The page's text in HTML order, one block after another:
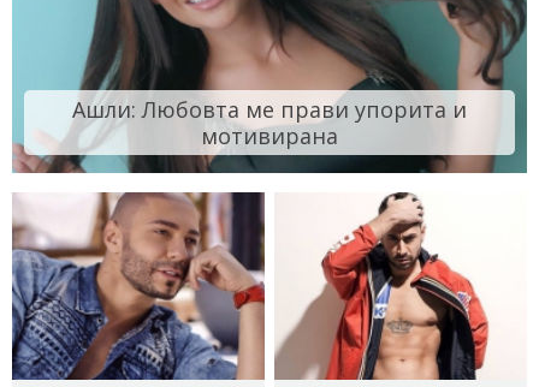
Ашли: Любовта ме прави упорита и
мотивирана